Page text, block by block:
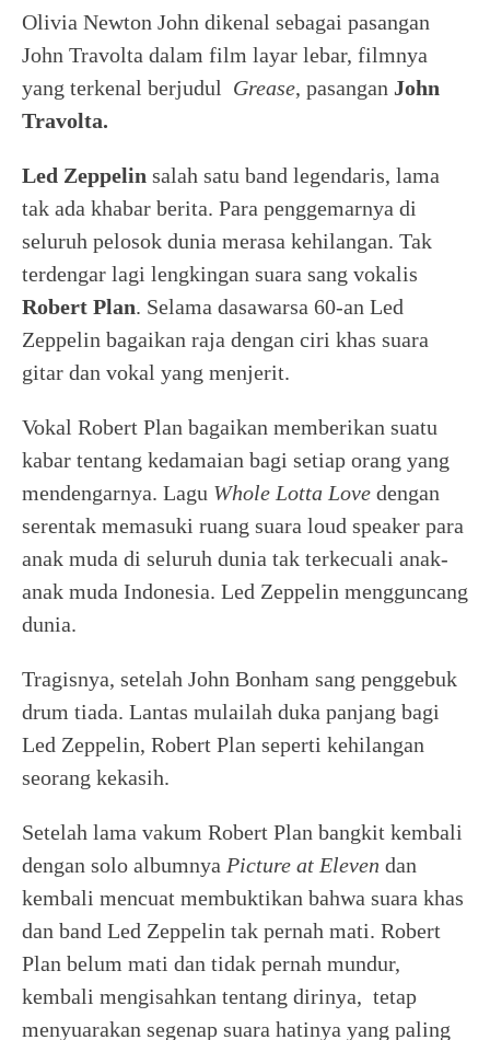
Olivia Newton John dikenal sebagai pasangan
John Travolta dalam film layar lebar, filmnya
yang terkenal berjudul Grease, pasangan John
Travolta.
Led Zeppelin salah satu band legendaris, lama
tak ada khabar berita. Para penggemarnya di
seluruh pelosok dunia merasa kehilangan. Tak
terdengar lagi lengkingan suara sang vokalis
Robert Plan. Selama dasawarsa 60-an Led
Zeppelin bagaikan raja dengan ciri khas suara
gitar dan vokal yang menjerit.
Vokal Robert Plan bagaikan memberikan suatu
kabar tentang kedamaian bagi setiap orang yang
mendengarnya. Lagu Whole Lotta Love dengan
serentak memasuki ruang suara loud speaker para
anak muda di seluruh dunia tak terkecuali anak-
anak muda Indonesia. Led Zeppelin mengguncang
dunia.
Tragisnya, setelah John Bonham sang penggebuk
drum tiada. Lantas mulailah duka panjang bagi
Led Zeppelin, Robert Plan seperti kehilangan
seorang kekasih.
Setelah lama vakum Robert Plan bangkit kembali
dengan solo albumnya Picture at Eleven dan
kembali mencuat membuktikan bahwa suara khas
dan band Led Zeppelin tak pernah mati. Robert
Plan belum mati dan tidak pernah mundur,
kembali mengisahkan tentang dirinya, tetap
menyuarakan segenap suara hatinya yang paling